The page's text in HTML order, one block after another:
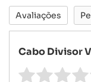
Avaliações
Cabo Divisor